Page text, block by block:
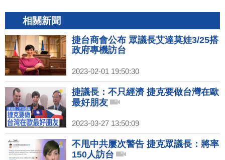
相關新聞
捷台商會公布 眾議長艾達莫娃3/25搭
政府專機訪台
2023-02-01 19:50:30
捷議長：不只經濟 捷克要做台灣在歐
最好朋友
2023-03-27 13:50:09
不甩中共屢次警告 捷克眾議長：將率
150人訪台